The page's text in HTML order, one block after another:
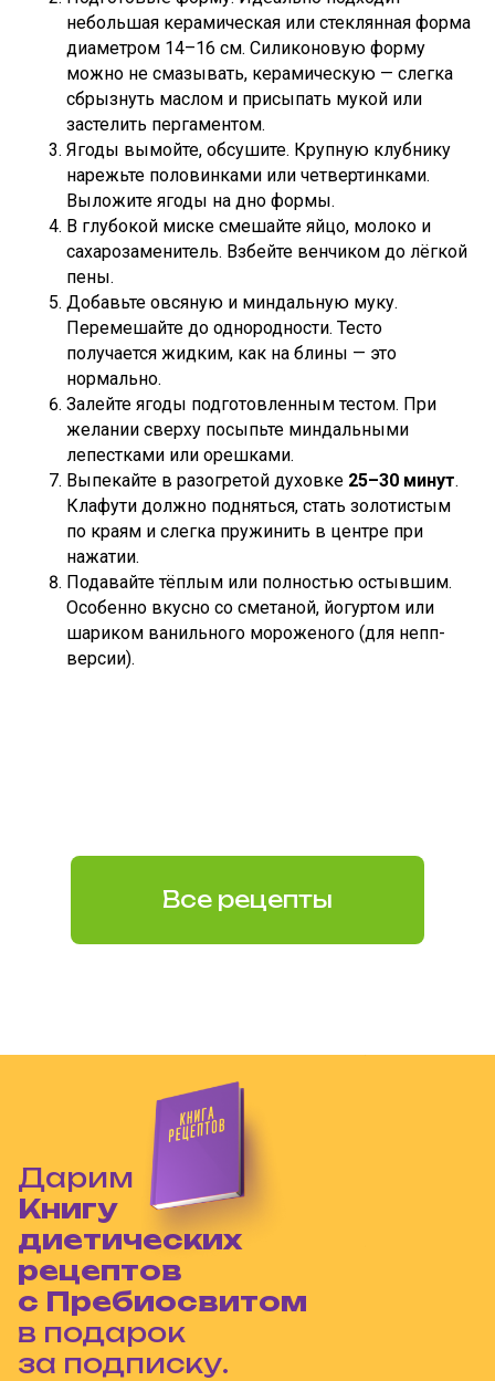
небольшая керамическая или стеклянная форма
диаметром 14–16 см. Силиконовую форму
можно не смазывать, керамическую — слегка
сбрызнуть маслом и присыпать мукой или
застелить пергаментом.
Ягоды вымойте, обсушите. Крупную клубнику
нарежьте половинками или четвертинками.
Выложите ягоды на дно формы.
В глубокой миске смешайте яйцо, молоко и
сахарозаменитель. Взбейте венчиком до лёгкой
пены.
Добавьте овсяную и миндальную муку.
Перемешайте до однородности. Тесто
получается жидким, как на блины — это
нормально.
Залейте ягоды подготовленным тестом. При
желании сверху посыпьте миндальными
лепестками или орешками.
Выпекайте в разогретой духовке 25–30 минут.
Клафути должно подняться, стать золотистым
по краям и слегка пружинить в центре при
нажатии.
Подавайте тёплым или полностью остывшим.
Особенно вкусно со сметаной, йогуртом или
шариком ванильного мороженого (для непп-
версии).
Все рецепты
Дарим
Книгу
диетических
рецептов
с Пребиосвитом
в подарок
за подписку.